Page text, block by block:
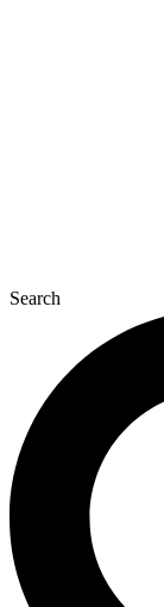
Search